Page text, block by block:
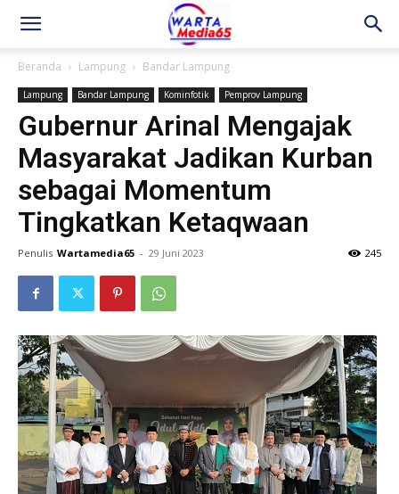
Beranda Lampung Bandar Lampung
Lampung Bandar Lampung Kominfotik Pemprov Lampung
Gubernur Arinal Mengajak
Masyarakat Jadikan Kurban
sebagai Momentum
Tingkatkan Ketaqwaan
Penulis Wartamedia65 - 29 Juni 2023 245